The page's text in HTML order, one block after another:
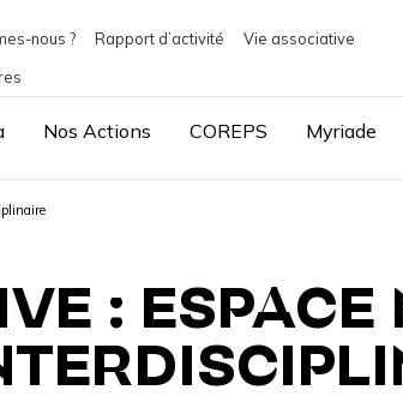
nous ? Rapport d’activité
Vie associative
Nos Actions COREPS Myriade
: ESPACE